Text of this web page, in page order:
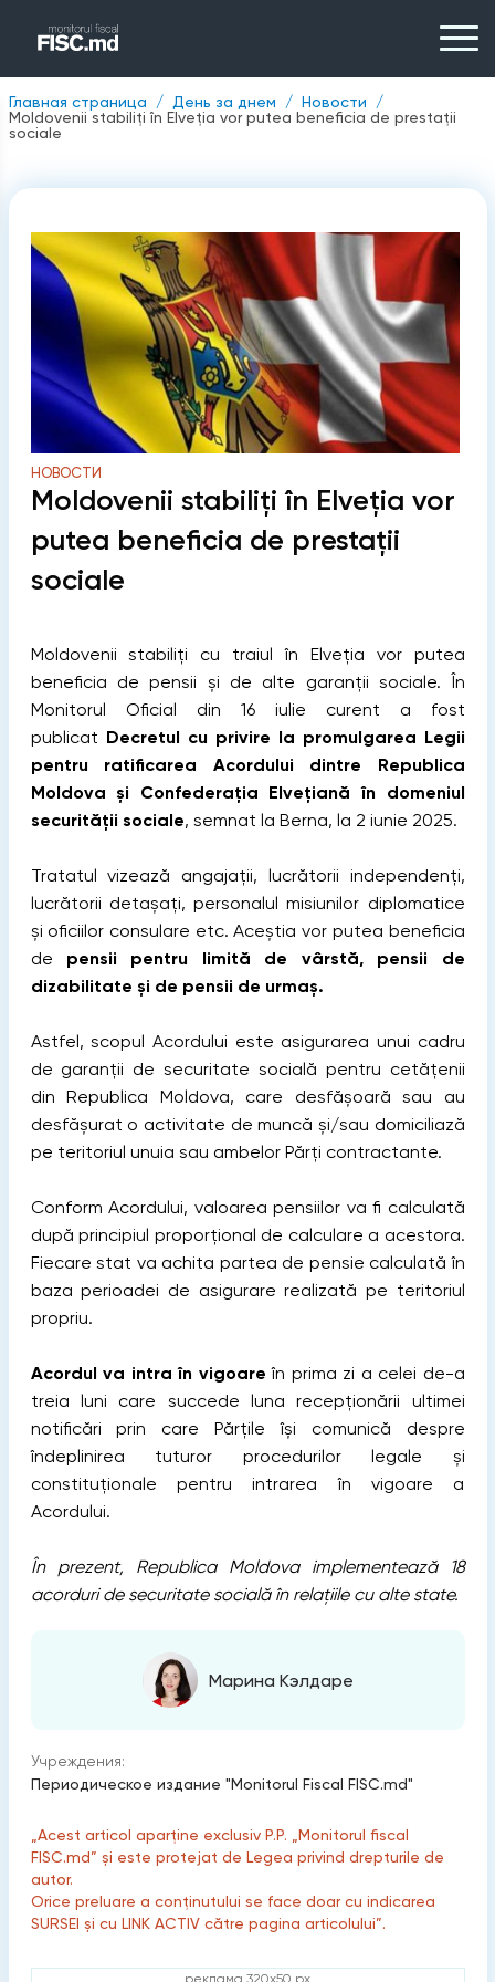
Главная страница День за днем
Новости
Moldovenii stabiliți în Elveția vor putea beneficia de prestații
sociale
НОВОСТИ
Moldovenii stabiliți în Elveția vor
putea beneficia de prestații
sociale
Moldovenii stabiliți cu traiul în Elveția vor putea
beneficia de pensii și de alte garanții sociale. În
Monitorul Oficial din 16 iulie curent a fost
publicat Decretul cu privire la promulgarea Legii
pentru ratificarea Acordului dintre Republica
Moldova și Confederația Elvețiană în domeniul
securității sociale, semnat la Berna, la 2 iunie 2025.
Tratatul vizează angajații, lucrătorii independenți,
lucrătorii detașați, personalul misiunilor diplomatice
și oficiilor consulare etc. Aceștia vor putea beneficia
de pensii pentru limită de vârstă, pensii de
dizabilitate și de pensii de urmaș.
Astfel, scopul Acordului este asigurarea unui cadru
de garanții de securitate socială pentru cetățenii
din Republica Moldova, care desfășoară sau au
desfășurat о activitate de muncă și/sau domiciliază
pe teritoriul unuia sau ambelor Părți contractante.
Conform Acordului, valoarea pensiilor va fi calculată
după principiul proporțional de calculare a acestora.
Fiecare stat va achita partea de pensie calculată în
baza perioadei de asigurare realizată pe teritoriul
propriu.
Acordul va intra în vigoare în prima zi a celei de-а
treia luni care succede luna recepționării ultimei
notificări prin care Părțile își comunică despre
îndeplinirea tuturor procedurilor legale și
constituționale pentru intrarea în vigoare a
Acordului.
În prezent, Republica Moldova implementează 18
acorduri de securitate socială în relațiile cu alte state.
Марина Кэлдаре
Учреждения:
Периодическое издание "Monitorul Fiscal FISC.md"
„Acest articol aparține exclusiv P.P. „Monitorul fiscal
FISC.md” și este protejat de Legea privind drepturile de
autor.
Orice preluare a conținutului se face doar cu indicarea
SURSEI și cu LINK ACTIV către pagina articolului”.
реклама 320x50 px